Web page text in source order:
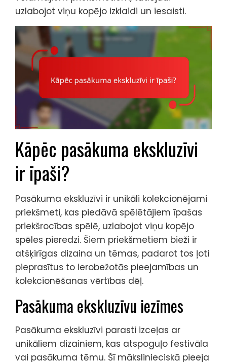
uzlabojot viņu kopējo izklaidi un iesaisti.
Kāpēc pasākuma ekskluzīvi
ir īpaši?
Pasākuma ekskluzīvi ir unikāli kolekcionējami
priekšmeti, kas piedāvā spēlētājiem īpašas
priekšrocības spēlē, uzlabojot viņu kopējo
spēles pieredzi. Šiem priekšmetiem bieži ir
atšķirīgas dizaina un tēmas, padarot tos ļoti
pieprasītus to ierobežotās pieejamības un
kolekcionēšanas vērtības dēļ.
Pasākuma ekskluzīvu iezīmes
Pasākuma ekskluzīvi parasti izceļas ar
unikāliem dizainiem, kas atspoguļo festivāla
vai pasākuma tēmu. Šī mākslinieciskā pieeja